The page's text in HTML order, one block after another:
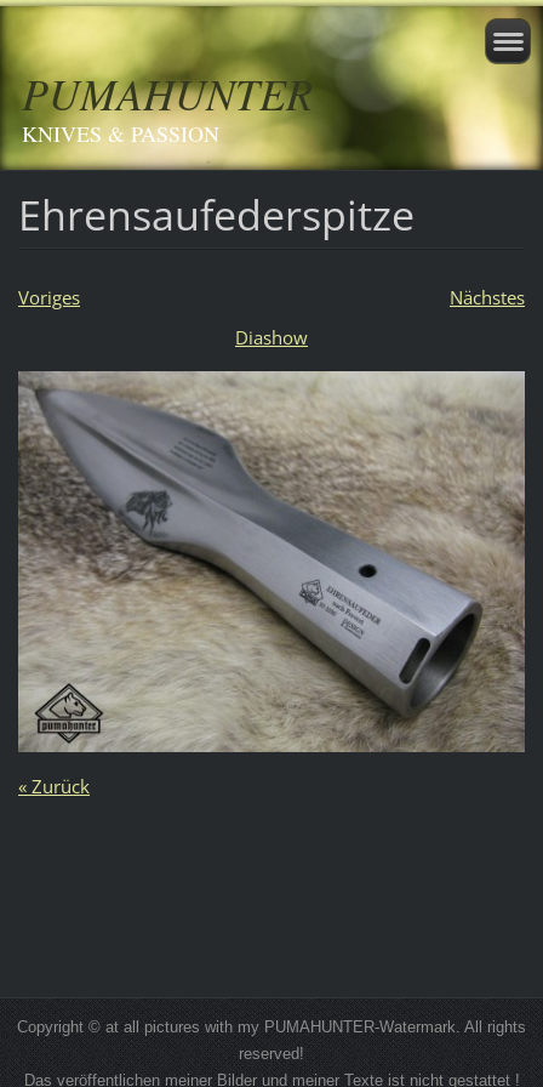
PUMAHUNTER
KNIVES & PASSION
Ehrensaufederspitze
Voriges
Nächstes
Diashow
« Zurück
Copyright © at all pictures with my PUMAHUNTER-Watermark. All rights
reserved!
Das veröffentlichen meiner Bilder und meiner Texte ist nicht gestattet !